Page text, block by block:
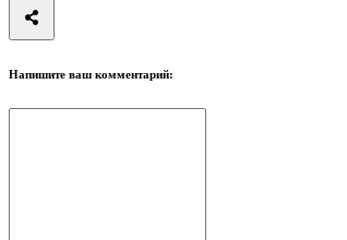
Напишите ваш комментарий: